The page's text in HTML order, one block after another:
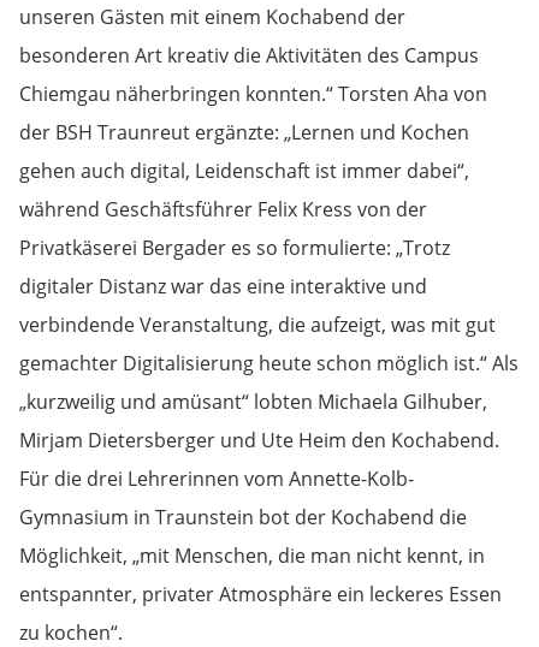
unseren Gästen mit einem Kochabend der
besonderen Art kreativ die Aktivitäten des Campus
Chiemgau näherbringen konnten.“ Torsten Aha von
der BSH Traunreut ergänzte: „Lernen und Kochen
gehen auch digital, Leidenschaft ist immer dabei“,
während Geschäftsführer Felix Kress von der
Privatkäserei Bergader es so formulierte: „Trotz
digitaler Distanz war das eine interaktive und
verbindende Veranstaltung, die aufzeigt, was mit gut
gemachter Digitalisierung heute schon möglich ist.“ Als
„kurzweilig und amüsant“ lobten Michaela Gilhuber,
Mirjam Dietersberger und Ute Heim den Kochabend.
Für die drei Lehrerinnen vom Annette-Kolb-
Gymnasium in Traunstein bot der Kochabend die
Möglichkeit, „mit Menschen, die man nicht kennt, in
entspannter, privater Atmosphäre ein leckeres Essen
zu kochen“.